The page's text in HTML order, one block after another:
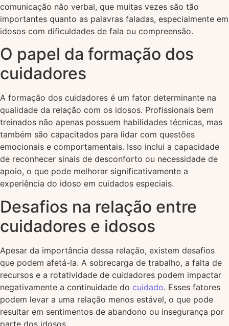
comunicação não verbal, que muitas vezes são tão
importantes quanto as palavras faladas, especialmente em
idosos com dificuldades de fala ou compreensão.
O papel da formação dos
cuidadores
A formação dos cuidadores é um fator determinante na
qualidade da relação com os idosos. Profissionais bem
treinados não apenas possuem habilidades técnicas, mas
também são capacitados para lidar com questões
emocionais e comportamentais. Isso inclui a capacidade
de reconhecer sinais de desconforto ou necessidade de
apoio, o que pode melhorar significativamente a
experiência do idoso em cuidados especiais.
Desafios na relação entre
cuidadores e idosos
Apesar da importância dessa relação, existem desafios
que podem afetá-la. A sobrecarga de trabalho, a falta de
recursos e a rotatividade de cuidadores podem impactar
negativamente a continuidade do cuidado. Esses fatores
podem levar a uma relação menos estável, o que pode
resultar em sentimentos de abandono ou insegurança por
parte dos idosos.